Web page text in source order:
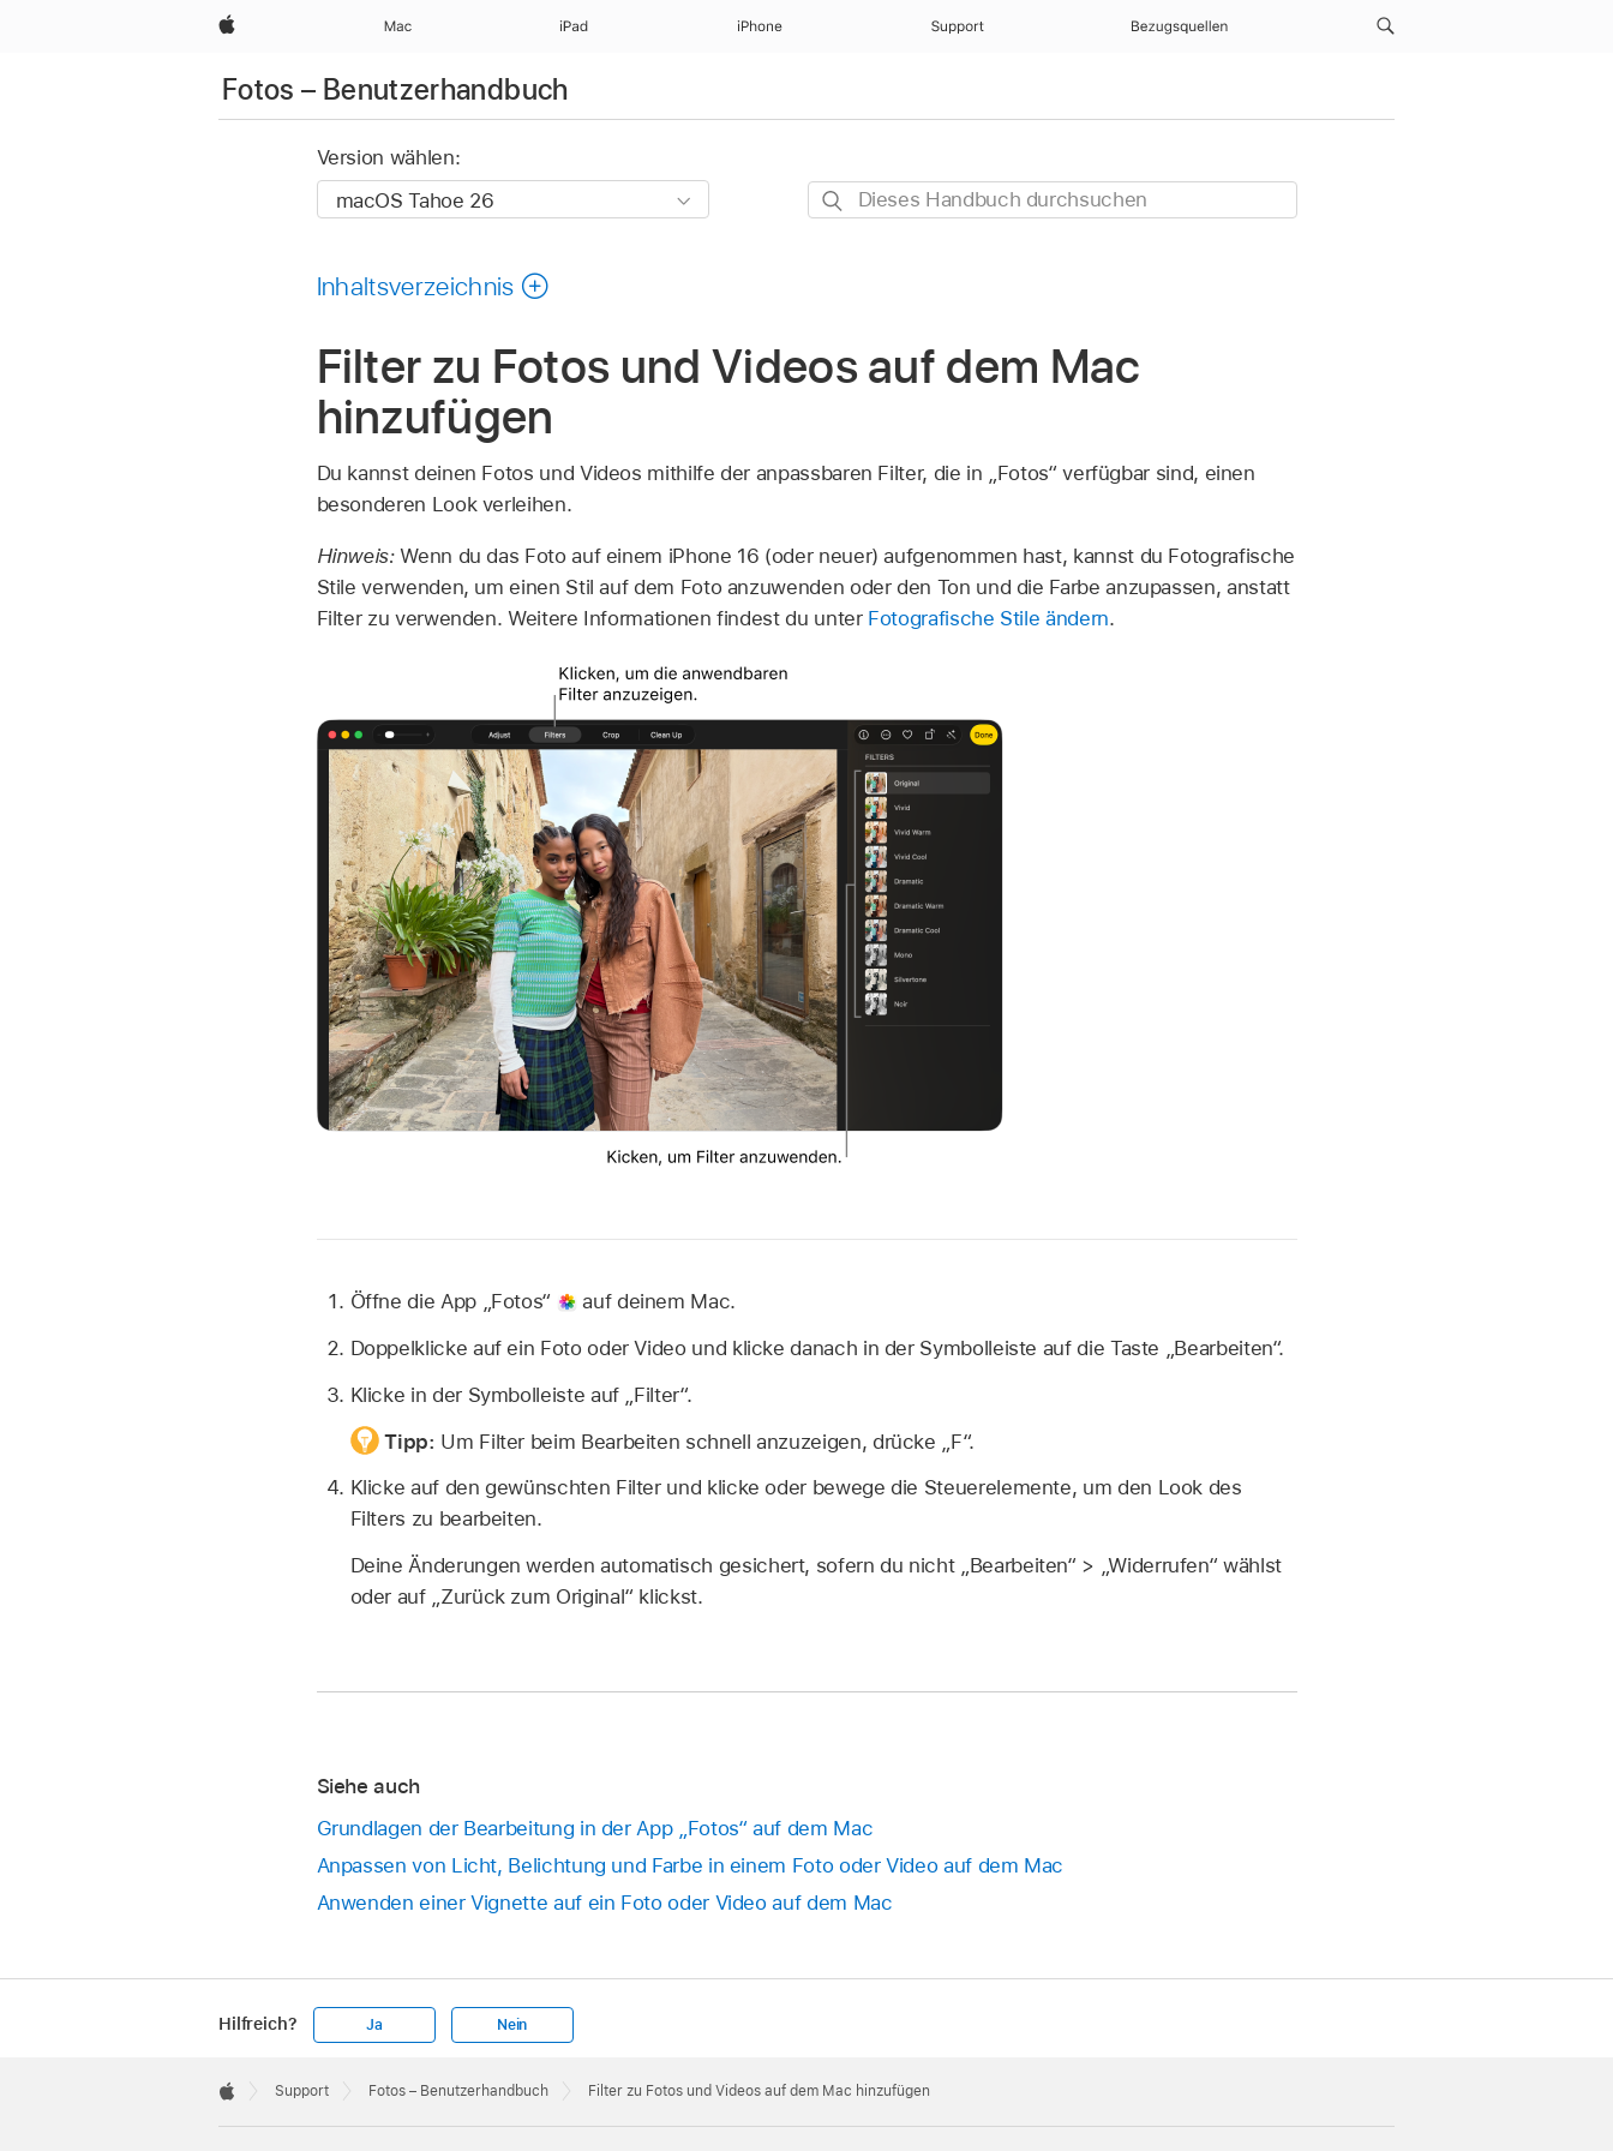
Apple Mac iPad iPhone Support Bezugsquellen
Fotos – Benutzerhandbuch
Version wählen:
Dieses
Inhaltsverzeichnis
Filter zu Fotos und Videos auf dem Mac
hinzufügen
Du kannst deinen Fotos und Videos mithilfe der anpassbaren Filter, die in „Fotos“ verfügbar sind, einen
besonderen Look verleihen.
Hinweis:Wenn du das Foto auf einem iPhone 16 (oder neuer) aufgenommen hast, kannst du Fotografische
Stile verwenden, um einen Stil auf dem Foto anzuwenden oder den Ton und die Farbe anzupassen, anstatt
Filter zu verwenden. Weitere Informationen findest du unter Fotografische Stile ändern.
Öffne die App „Fotos“
auf deinem Mac.
Doppelklicke auf ein Foto oder Video und klicke danach in der Symbolleiste auf die Taste „Bearbeiten“.
Klicke in der Symbolleiste auf „Filter“.
Tipp: Um Filter beim Bearbeiten schnell anzuzeigen, drücke „F“.
Klicke auf den gewünschten Filter und klicke oder bewege die Steuerelemente, um den Look des
Filters zu bearbeiten.
Deine Änderungen werden automatisch gesichert, sofern du nicht „Bearbeiten“ > „Widerrufen“ wählst
oder auf „Zurück zum Original“ klickst.
Siehe auch
Grundlagen der Bearbeitung in der App „Fotos“ auf dem Mac
Anpassen von Licht, Belichtung und Farbe in einem Foto oder Video auf dem Mac
Anwenden einer Vignette auf ein Foto oder Video auf dem Mac
Hilfreich? Ja Nein
Footer

Support Fotos – Benutzerhandbuch Filter zu Fotos und Videos auf dem Mac hinzufügen